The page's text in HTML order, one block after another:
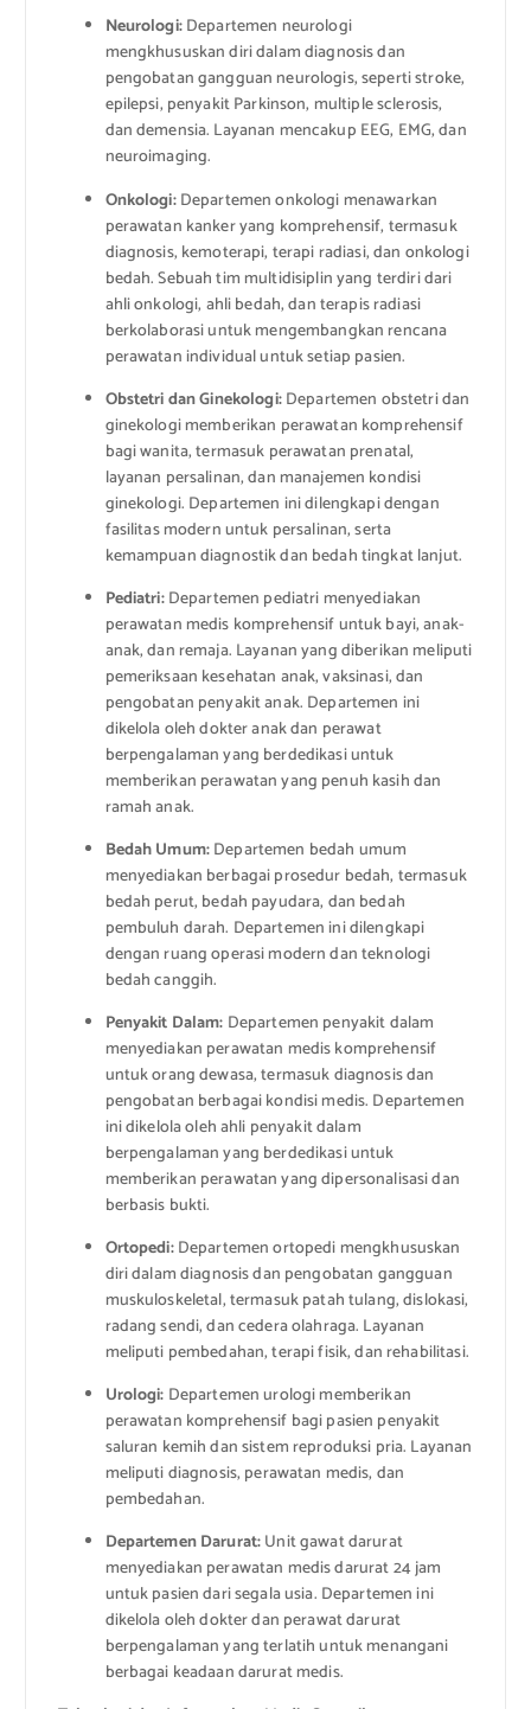
Neurologi:Departemen neurologi
mengkhususkan diri dalam diagnosis dan
pengobatan gangguan neurologis, seperti stroke,
epilepsi, penyakit Parkinson, multiple sclerosis,
dan demensia. Layanan mencakup EEG, EMG, dan
neuroimaging.
Onkologi:Departemen onkologi menawarkan
perawatan kanker yang komprehensif, termasuk
diagnosis, kemoterapi, terapi radiasi, dan onkologi
bedah. Sebuah tim multidisiplin yang terdiri dari
ahli onkologi, ahli bedah, dan terapis radiasi
berkolaborasi untuk mengembangkan rencana
perawatan individual untuk setiap pasien.
Obstetri dan Ginekologi:Departemen obstetri dan
ginekologi memberikan perawatan komprehensif
bagi wanita, termasuk perawatan prenatal,
layanan persalinan, dan manajemen kondisi
ginekologi. Departemen ini dilengkapi dengan
fasilitas modern untuk persalinan, serta
kemampuan diagnostik dan bedah tingkat lanjut.
Pediatri:Departemen pediatri menyediakan
perawatan medis komprehensif untuk bayi, anak-
anak, dan remaja. Layanan yang diberikan meliputi
pemeriksaan kesehatan anak, vaksinasi, dan
pengobatan penyakit anak. Departemen ini
dikelola oleh dokter anak dan perawat
berpengalaman yang berdedikasi untuk
memberikan perawatan yang penuh kasih dan
ramah anak.
Bedah Umum:Departemen bedah umum
menyediakan berbagai prosedur bedah, termasuk
bedah perut, bedah payudara, dan bedah
pembuluh darah. Departemen ini dilengkapi
dengan ruang operasi modern dan teknologi
bedah canggih.
Penyakit Dalam: Departemen penyakit dalam
menyediakan perawatan medis komprehensif
untuk orang dewasa, termasuk diagnosis dan
pengobatan berbagai kondisi medis. Departemen
ini dikelola oleh ahli penyakit dalam
berpengalaman yang berdedikasi untuk
memberikan perawatan yang dipersonalisasi dan
berbasis bukti.
Ortopedi:Departemen ortopedi mengkhususkan
diri dalam diagnosis dan pengobatan gangguan
muskuloskeletal, termasuk patah tulang, dislokasi,
radang sendi, dan cedera olahraga. Layanan
meliputi pembedahan, terapi fisik, dan rehabilitasi.
Urologi: Departemen urologi memberikan
perawatan komprehensif bagi pasien penyakit
saluran kemih dan sistem reproduksi pria. Layanan
meliputi diagnosis, perawatan medis, dan
pembedahan.
Departemen Darurat:Unit gawat darurat
menyediakan perawatan medis darurat 24 jam
untuk pasien dari segala usia. Departemen ini
dikelola oleh dokter dan perawat darurat
berpengalaman yang terlatih untuk menangani
berbagai keadaan darurat medis.